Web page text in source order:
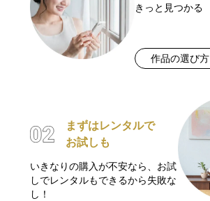
きっと見つかる
作品の選び方
まずはレンタルで
お試しも
いきなりの購入が不安なら、お試
しでレンタルもできるから失敗な
し！